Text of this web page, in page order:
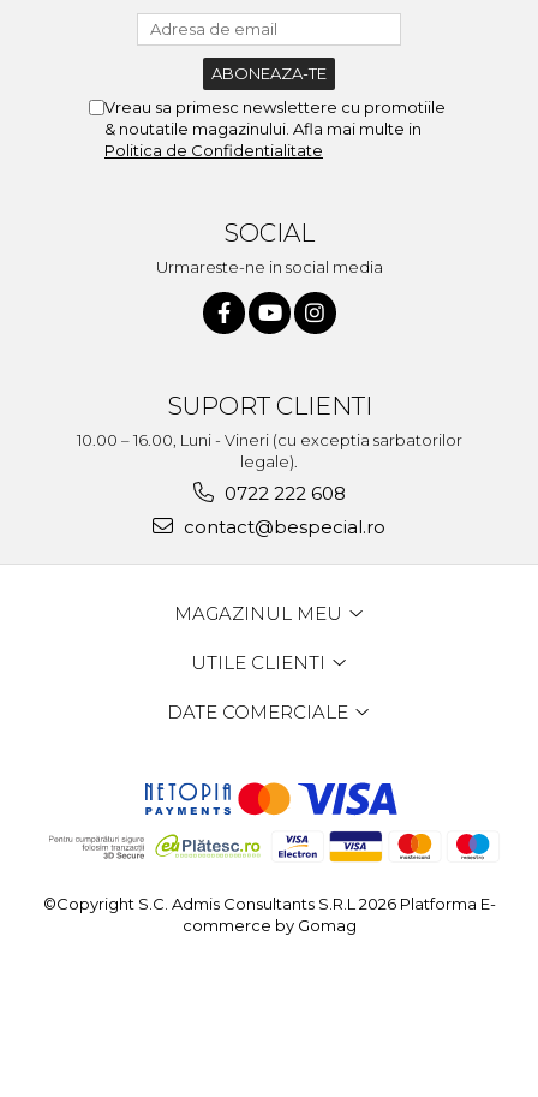
Vreau sa primesc newslettere cu promotiile
& noutatile magazinului. Afla mai multe in
Politica de Confidentialitate
SOCIAL
Urmareste-ne in social media
SUPORT CLIENTI
10.00 – 16.00, Luni - Vineri (cu exceptia sarbatorilor
legale).
0722 222 608
contact@bespecial.ro
MAGAZINUL MEU
UTILE CLIENTI
DATE COMERCIALE
©Copyright S.C. Admis Consultants S.R.L 2026 Platforma E-
commerce by Gomag